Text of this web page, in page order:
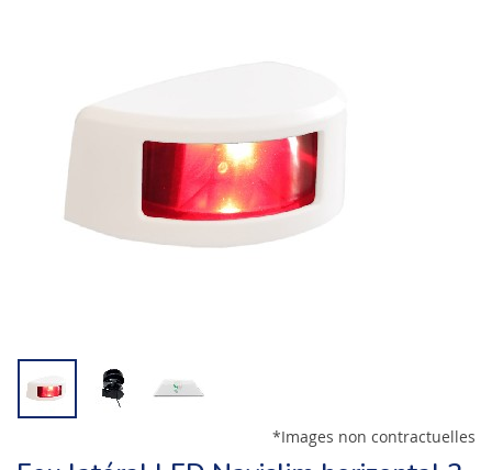
*Images non contractuelles